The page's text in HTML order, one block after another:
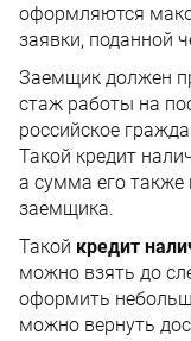
оформляются
заявки, поданной
Заемщик должен
стаж работы на
российское
Такой кредит
а сумма его также
заемщика.
Такой кредит
можно взять до
оформить
можно вернуть